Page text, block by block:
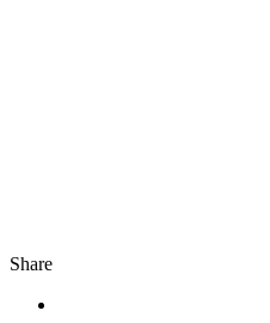
Share